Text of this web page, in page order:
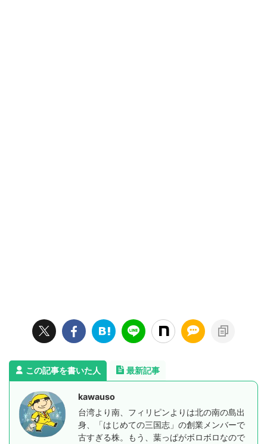
この記事を書いた人 最新記事
kawauso
台湾より南、フィリピンよりは北の南の島出
身、「はじめての三国志」の創業メンバーで
古すぎる株。もう、葉っぱがボロボロなので